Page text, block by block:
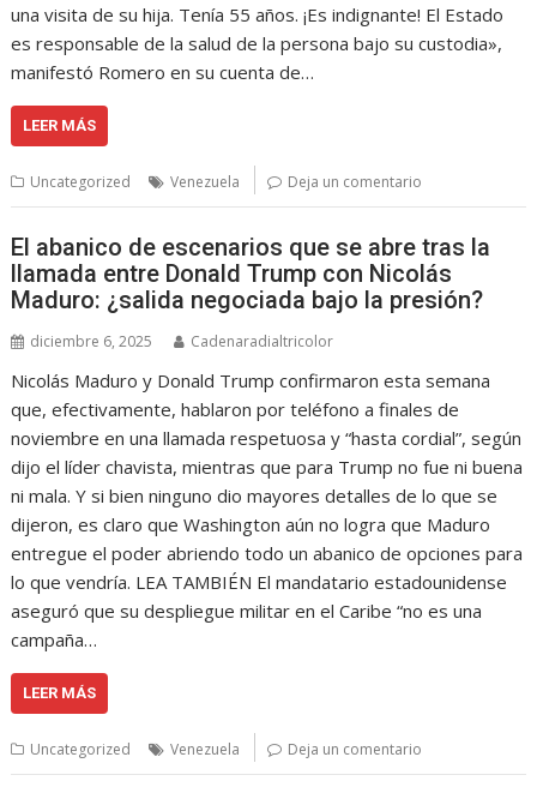
una visita de su hija. Tenía 55 años. ¡Es indignante! El Estado
es responsable de la salud de la persona bajo su custodia»,
manifestó Romero en su cuenta de…
LEER MÁS
Uncategorized Venezuela Deja un comentario
El abanico de escenarios que se abre tras la
llamada entre Donald Trump con Nicolás
Maduro: ¿salida negociada bajo la presión?
diciembre 6, 2025 Cadenaradialtricolor
Nicolás Maduro y Donald Trump confirmaron esta semana
que, efectivamente, hablaron por teléfono a finales de
noviembre en una llamada respetuosa y “hasta cordial”, según
dijo el líder chavista, mientras que para Trump no fue ni buena
ni mala. Y si bien ninguno dio mayores detalles de lo que se
dijeron, es claro que Washington aún no logra que Maduro
entregue el poder abriendo todo un abanico de opciones para
lo que vendría. LEA TAMBIÉN El mandatario estadounidense
aseguró que su despliegue militar en el Caribe “no es una
campaña…
LEER MÁS
Uncategorized Venezuela Deja un comentario